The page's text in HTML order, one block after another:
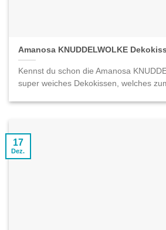
Amanosa KNUDDELWOLKE
Kennst du schon die Amanosa
super weiches Dekokissen, welches
17
Dez.